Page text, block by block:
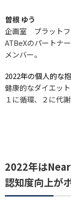
曽根 ゆう
企画室 プラット
ATBeXのパートナ
メンバー。
2022年の個人的な抱
健康的なダイエッ
１に循環、２に代
2022年は
認知度向上が